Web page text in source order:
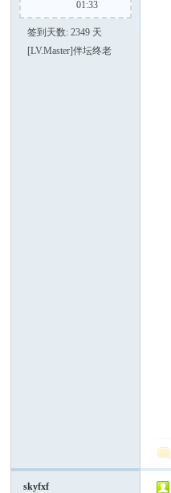
01:33
签到天数: 2349 天
[LV.Master]伴坛终老
skyfxf